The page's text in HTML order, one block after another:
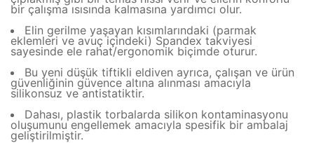
bir çalışma ısısında kalmasına yardımcı olur.
Elin gerilme yaşayan kısımlarındaki (parmak
eklemleri ve avuç içindeki) Spandex takviyesi
sayesinde ele rahat/ergonomik biçimde oturur.
Bu yeni düşük tiftikli eldiven ayrıca, çalışan ve ürün
güvenliğinin güvence altına alınması amacıyla
silikonsuz ve antistatiktir.
Dahası, plastik torbalarda silikon kontaminasyonu
oluşumunu engellemek amacıyla spesifik bir ambalaj
geliştirilmiştir.